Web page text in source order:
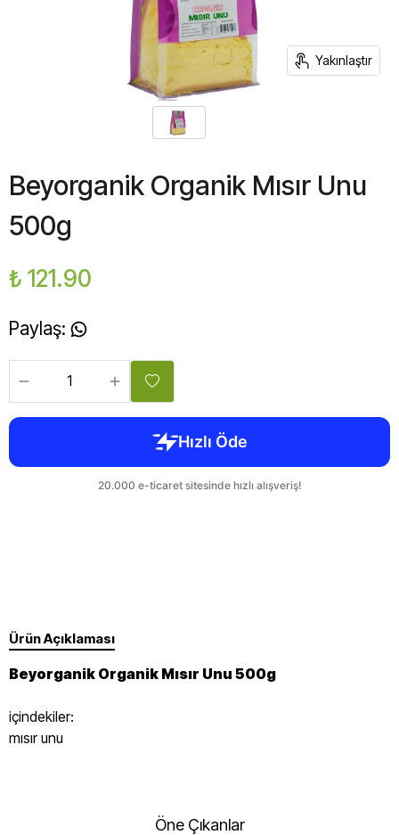
Yakınlaştır
Beyorganik Organik Mısır Unu
500g
₺ 121.90
Paylaş:
Ürün Açıklaması
Beyorganik Organik Mısır Unu 500g
içindekiler:
mısır unu
Öne Çıkanlar